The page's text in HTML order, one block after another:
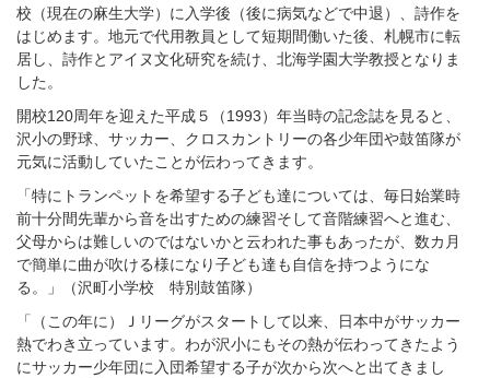
校（現在の麻生大学）に入学後（後に病気などで中退）、詩作を
はじめます。地元で代用教員として短期間働いた後、札幌市に転
居し、詩作とアイヌ文化研究を続け、北海学園大学教授となりま
した。
開校120周年を迎えた平成５（1993）年当時の記念誌を見ると、
沢小の野球、サッカー、クロスカントリーの各少年団や鼓笛隊が
元気に活動していたことが伝わってきます。
「特にトランペットを希望する子ども達については、毎日始業時
前十分間先輩から音を出すための練習そして音階練習へと進む、
父母からは難しいのではないかと云われた事もあったが、数カ月
で簡単に曲が吹ける様になり子ども達も自信を持つようにな
る。」（沢町小学校 特別鼓笛隊）
「（この年に）Ｊリーグがスタートして以来、日本中がサッカー
熱でわき立っています。わが沢小にもその熱が伝わってきたよう
にサッカー少年団に入団希望する子が次から次へと出てきまし